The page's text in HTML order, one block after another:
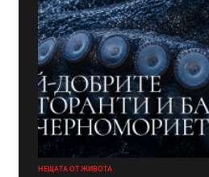
НЕЩАТА ОТ ЖИВОТА